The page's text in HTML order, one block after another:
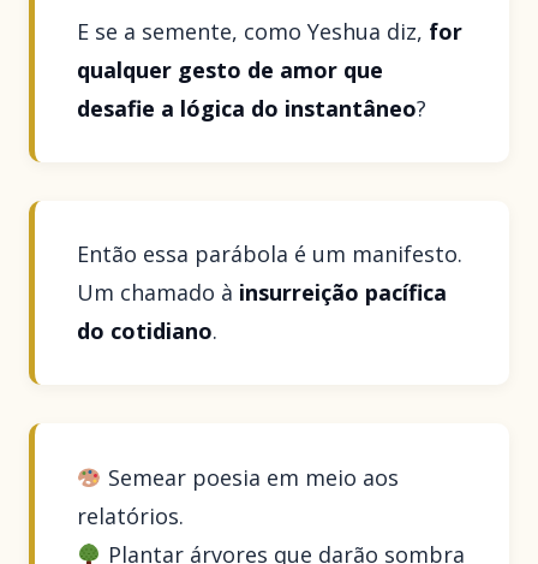
E se a semente, como Yeshua diz, for
qualquer gesto de amor que
desafie a lógica do instantâneo?
Então essa parábola é um manifesto.
Um chamado à insurreição pacífica
do cotidiano.
Semear poesia em meio aos
relatórios.
Plantar árvores que darão sombra